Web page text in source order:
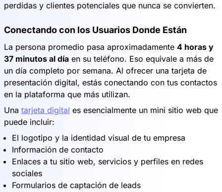
perdidas y clientes potenciales que nunca se convierten.
Conectando con los Usuarios Donde Están
La persona promedio pasa aproximadamente 4 horas y
37 minutos al día en su teléfono. Eso equivale a más de
un día completo por semana. Al ofrecer una tarjeta de
presentación digital, estás conectando con tus contactos
en la plataforma que más utilizan.
Una tarjeta digital es esencialmente un mini sitio web que
puede incluir:
El logotipo y la identidad visual de tu empresa
Información de contacto
Enlaces a tu sitio web, servicios y perfiles en redes
sociales
Formularios de captación de leads